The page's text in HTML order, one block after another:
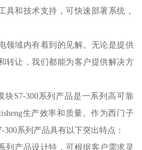
具和技术支持，可快速部署系统，
领域内有着到的见解。无论是提供
转让，我们都能为客户提供解决方
300系列产品是一系列高可靠
生产效率和质量。作为西门子
系列产品具有以下突出特点：
列产品设计特，可根据客户需求灵